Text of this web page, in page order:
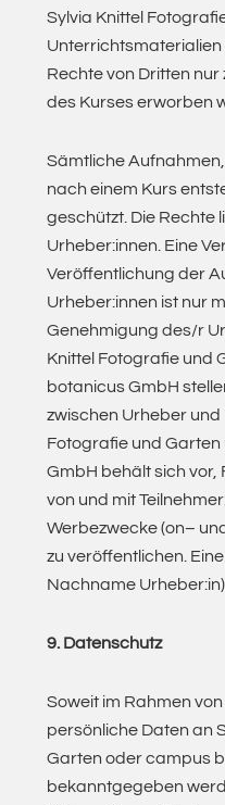
Sylvia Knittel
Rechte von Dritten
des Kurses erworben
Sämtliche
nach einem Kurs
geschützt. Die Rechte
Urheber:innen. Eine
Veröffentlichung der
Urheber:innen ist nur
Genehmigung des/r
Knittel Fotografie und
botanicus GmbH
zwischen Urheber und
Fotografie und
GmbH behält sich vor,
von und mit
Werbezwecke (on–
zu veröffentlichen.
Nachname
9. Datenschutz
Soweit im Rahmen
persönliche Daten an
Garten oder campus
bekanntgegeben